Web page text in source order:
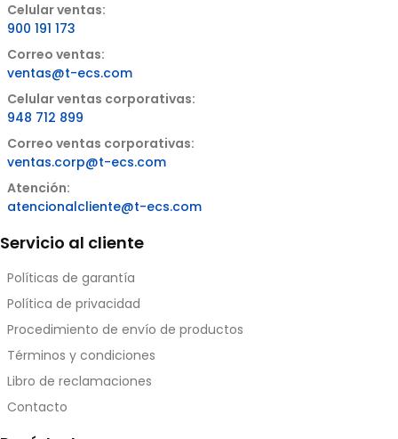
Celular ventas:
900 191 173
Correo ventas:
ventas@t-ecs.com
Celular ventas corporativas:
948 712 899
Correo ventas corporativas:
ventas.corp@t-ecs.com
Atención:
atencionalcliente@t-ecs.com
Servicio al cliente
Políticas de garantía
Política de privacidad
Procedimiento de envío de productos
Términos y condiciones
Libro de reclamaciones
Contacto